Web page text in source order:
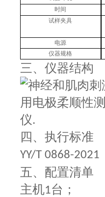
时间
试样夹具
电源
仪器规格
三、 仪器结构
四、执行标准
YY/T 0868-2021
五、配置清单
主机1台；